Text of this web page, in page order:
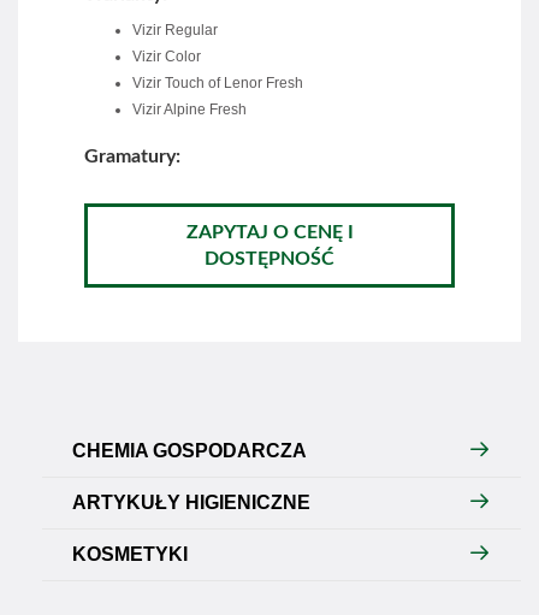
Vizir Regular
Vizir Color
Vizir Touch of Lenor Fresh
Vizir Alpine Fresh
Gramatury:
ZAPYTAJ O CENĘ I
DOSTĘPNOŚĆ
CHEMIA GOSPODARCZA
ARTYKUŁY HIGIENICZNE
KOSMETYKI